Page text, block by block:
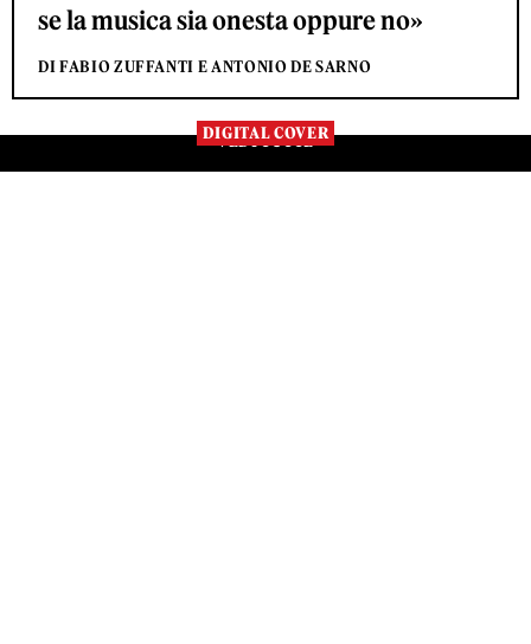
se la musica sia onesta oppure no»
DI FABIO ZUFFANTI E ANTONIO DE SARNO
DIGITAL COVER
VEDI TUTTE